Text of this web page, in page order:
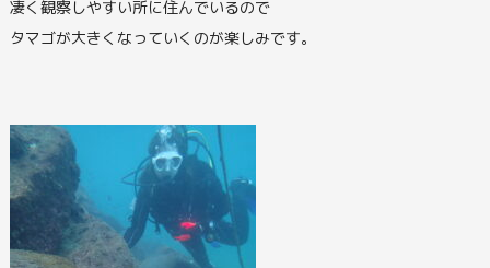
凄く観察しやすい所に住んでいるので
タマゴが大きくなっていくのが楽しみです。